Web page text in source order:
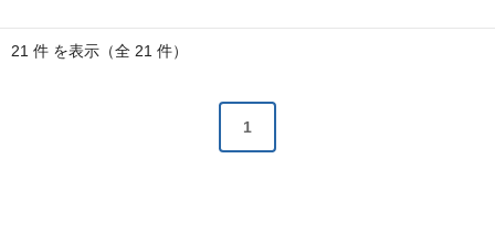
21 件 を表示（全 21 件）
1